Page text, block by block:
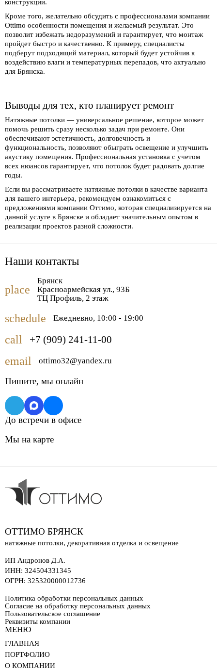
конструкции.
Кроме того, желательно обсудить с профессионалами компании
Ottimo особенности помещения и желаемый результат. Это
позволит избежать недоразумений и гарантирует, что монтаж
пройдет быстро и качественно. К примеру, специалисты
подберут подходящий материал, который будет устойчив к
воздействию влаги и температурных перепадов, что актуально
для Брянска.
Выводы для тех, кто планирует ремонт
Натяжные потолки — универсальное решение, которое может
помочь решить сразу несколько задач при ремонте. Они
обеспечивают эстетичность, долговечность и
функциональность, позволяют обыграть освещение и улучшить
акустику помещения. Профессиональная установка с учетом
всех нюансов гарантирует, что потолок будет радовать долгие
годы.
Если вы рассматриваете натяжные потолки в качестве варианта
для вашего интерьера, рекомендуем ознакомиться с
предложениями компании Оттимо, которая специализируется на
данной услуге в Брянске и обладает значительным опытом в
реализации проектов разной сложности.
Наши контакты
place
Брянск
Красноармейская ул., 93Б
ТЦ Профиль, 2 этаж
schedule Ежедневно, 10:00 - 19:00
call +7 (909) 241-11-00
email ottimo32@yandex.ru
Пишите, мы онлайн
До встречи в офисе
Мы на карте
ОТТИМО БРЯНСК
натяжные потолки, декоративная отделка и освещение
ИП Андронов Д.А.
ИНН: 324504331345
ОГРН: 325320000012736
Политика обработки персональных данных
Согласие на обработку персональных данных
Пользовательское соглашение
Реквизиты компании
МЕНЮ
ГЛАВНАЯ
ПОРТФОЛИО
О КОМПАНИИ